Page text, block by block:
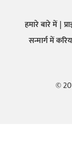
हमारे बारे में
सन्मार्ग में
©